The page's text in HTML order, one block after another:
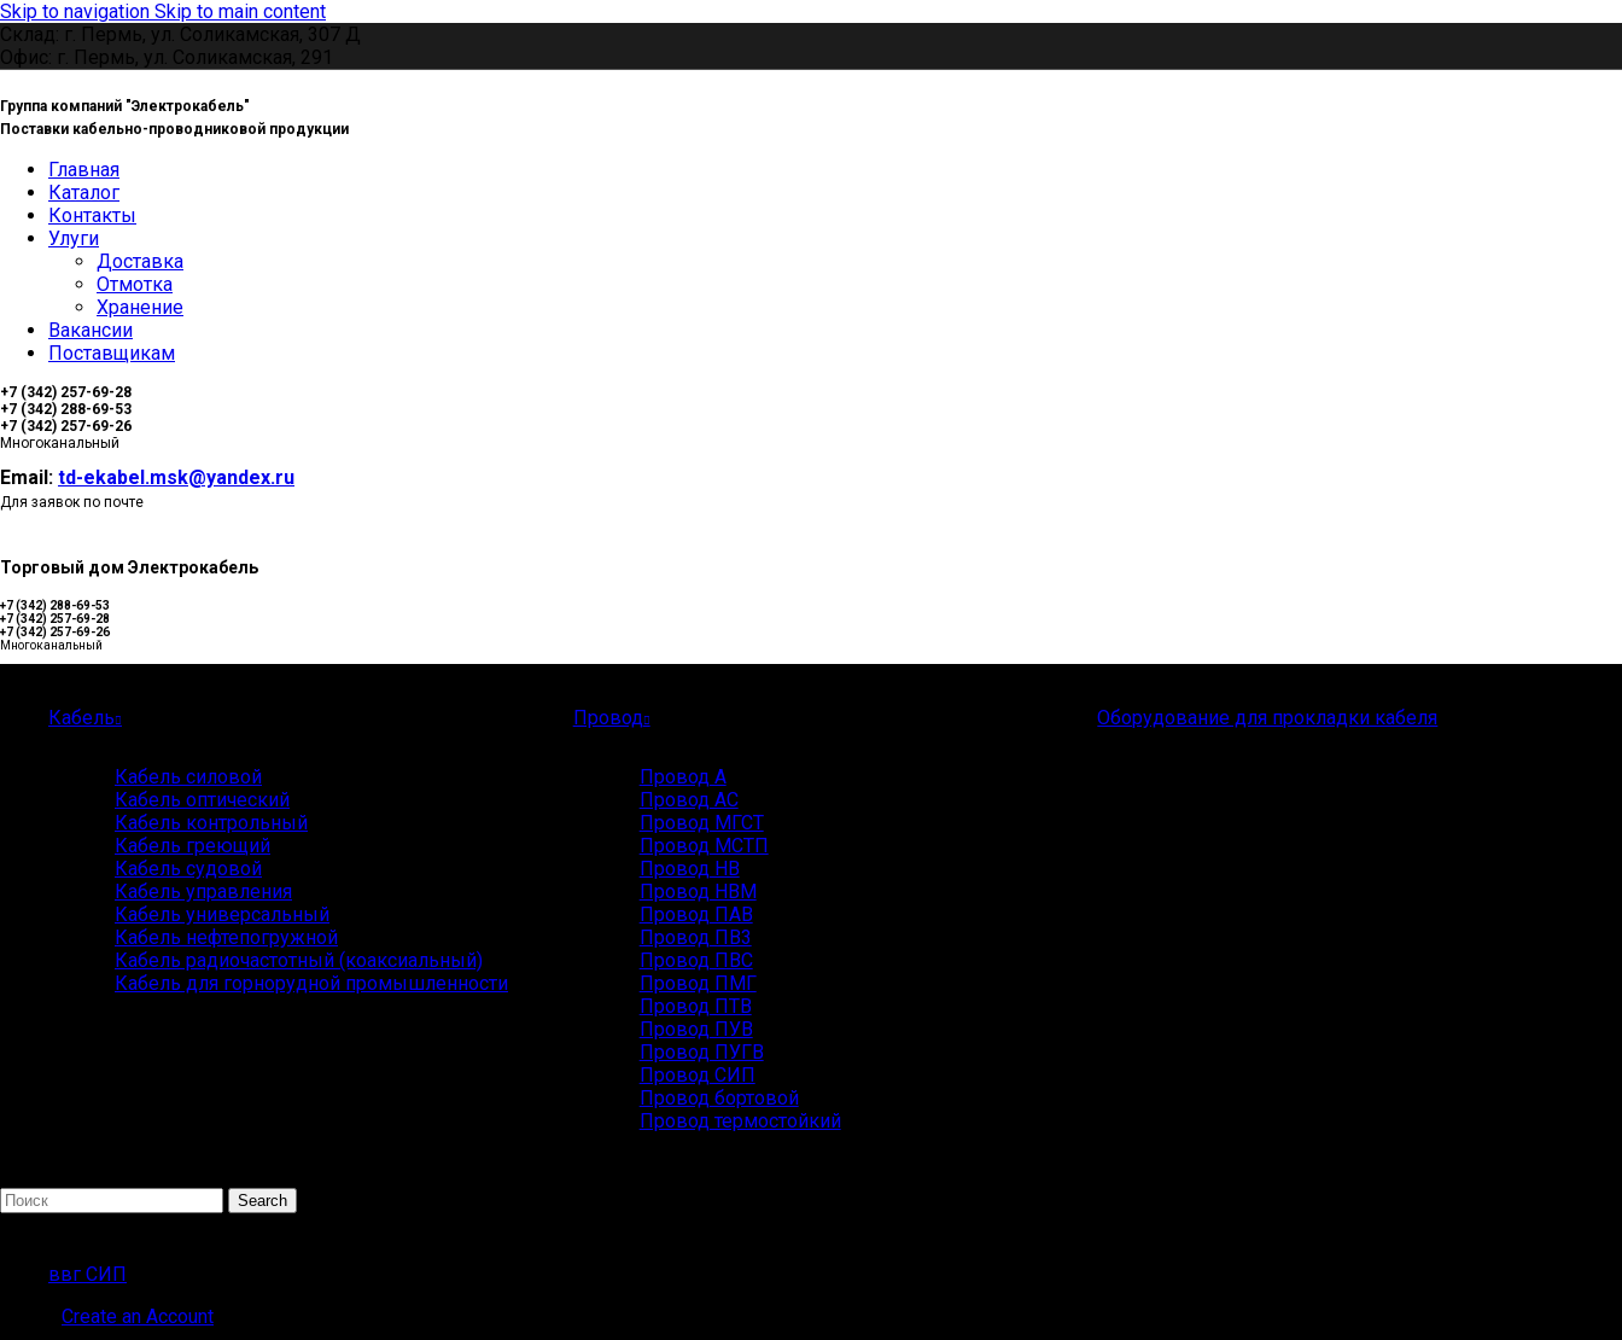
Skip to navigation Skip to main content
Склад: г. Пермь, ул. Соликамская, 307 Д
Офис: г. Пермь, ул. Соликамская, 291
Группа компаний "Электрокабель"
Поставки кабельно-проводниковой продукции
Главная
Каталог
Контакты
Улуги
Доставка
Отмотка
Хранение
Вакансии
Поставщикам
+7 (342) 257-69-28
+7 (342) 288-69-53
+7 (342) 257-69-26
Многоканальный
Email: td-ekabel.msk@yandex.ru
Для заявок по почте
Торговый дом Электрокабель
+7 (342) 288-69-53
+7 (342) 257-69-28
+7 (342) 257-69-26
Многоканальный
Кабель
Кабель силовой
Кабель оптический
Кабель контрольный
Кабель греющий
Кабель судовой
Кабель управления
Кабель универсальный
Кабель нефтепогружной
Кабель радиочастотный (коаксиальный)
Кабель для горнорудной промышленности
Провод
Провод А
Провод АС
Провод МГСТ
Провод МСТП
Провод НВ
Провод НВМ
Провод ПАВ
Провод ПВ3
Провод ПВС
Провод ПМГ
Провод ПТВ
Провод ПУВ
Провод ПУГВ
Провод СИП
Провод бортовой
Провод термостойкий
Оборудование для прокладки кабеля
Search
ввг СИП
Create an Account